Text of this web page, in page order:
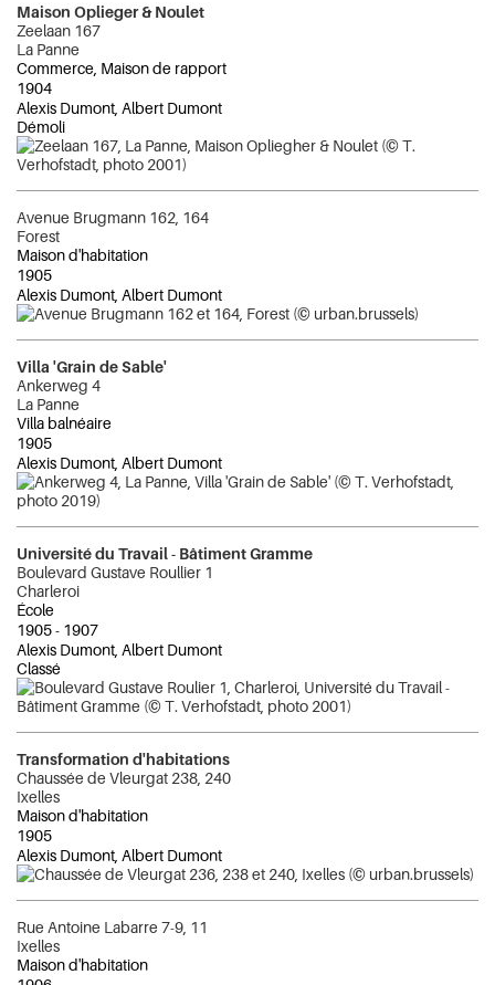
Maison Oplieger & Noulet
Zeelaan 167
La Panne
Commerce, Maison de rapport
1904
Alexis Dumont, Albert Dumont
Démoli
Avenue Brugmann 162, 164
Forest
Maison d'habitation
1905
Alexis Dumont, Albert Dumont
Villa 'Grain de Sable'
Ankerweg 4
La Panne
Villa balnéaire
1905
Alexis Dumont, Albert Dumont
Université du Travail - Bâtiment Gramme
Boulevard Gustave Roullier 1
Charleroi
École
1905- 1907
Alexis Dumont, Albert Dumont
Classé
Transformation d'habitations
Chaussée de Vleurgat 238, 240
Ixelles
Maison d'habitation
1905
Alexis Dumont, Albert Dumont
Rue Antoine Labarre 7-9, 11
Ixelles
Maison d'habitation